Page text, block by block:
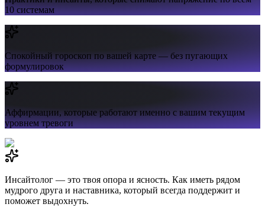
10 системам
Спокойный гороскоппо вашей карте — без пугающих
формулировок
Аффирмации,которые работают именно с вашим текущим
уровнем тревоги
Инсайтолог — это твоя опора и ясность. Как иметь рядом
мудрого друга и наставника, который всегда поддержит и
поможет выдохнуть.